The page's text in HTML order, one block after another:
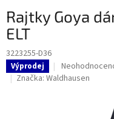
Rajtky Goya
ELT
3223255-D36
Výprodej
Průměrné
hodnocení
Značka: Waldhausen